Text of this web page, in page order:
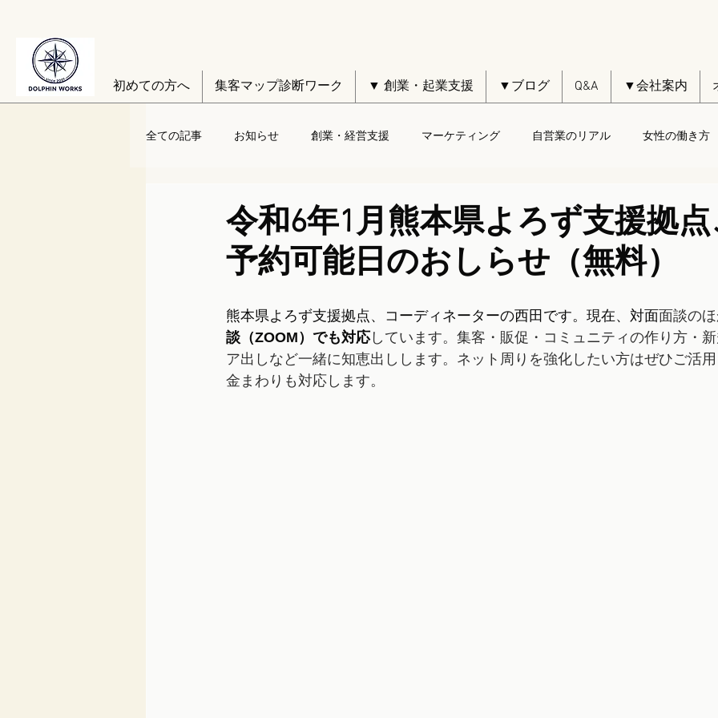
初めての方へ 集客マップ診断ワーク ▼ 創業・起業支援 ▼ブログ Q&A ▼会社案内
全ての記事 お知らせ 創業・経営支援 マーケティング 自営業のリアル 女性の働き方
令和6年1月熊本県よろず支援拠
予約可能日のおしらせ（無料）
熊本県よろず支援拠点、コーディネーターの西田です。現在、対面面談のほ
談（ZOOM）でも対応しています。集客・販促・コミュニティの作り方・
ア出しなど一緒に知恵出しします。ネット周りを強化したい方はぜひご活
金まわりも対応します。